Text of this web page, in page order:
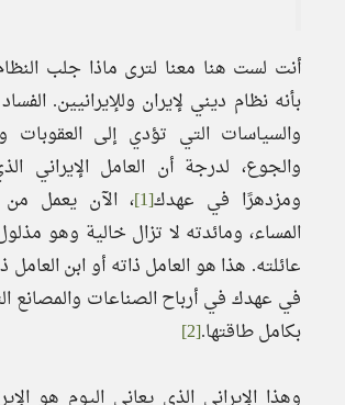
أنت لست هنا معنا لترى ماذا جلب
بأنه نظام ديني لإيران وللإيرانيين.
والسياسات التي تؤدي إلى العقوبات
والجوع، لدرجة أن العامل الإيراني
ومزدهرًا في عهدك[1] ، الآن يعمل
المساء، ومائدته لا تزال خالية وهو
عائلته. هذا هو العامل ذاته أو ابن
في عهدك في أرباح الصناعات والمصانع
بكامل طاقتها.[2]